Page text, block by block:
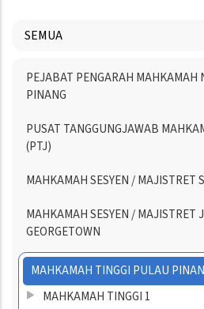
SEMUA
Menu
Directory
PEJABAT PENGARAH MAHKAMAH
PINANG
PUSAT TANGGUNGJAWAB
(PTJ)
MAHKAMAH SESYEN / MAJISTRET
MAHKAMAH SESYEN / MAJISTRET
GEORGETOWN
MAHKAMAH TINGGI PULAU
MAHKAMAH TINGGI 1